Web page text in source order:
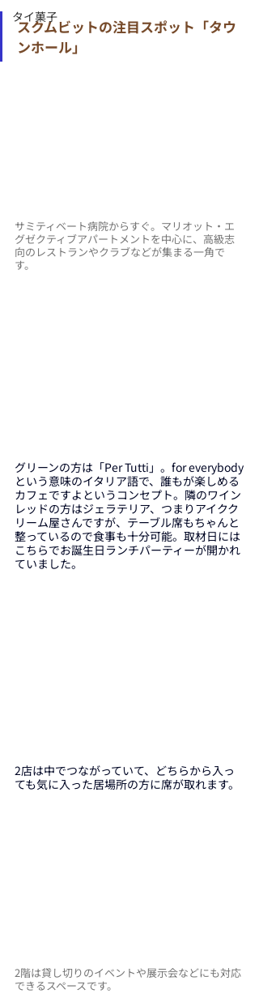
タイ菓子
スクムビットの注目スポット「タウ
ンホール」
サミティベート病院からすぐ。マリオット・エ
グゼクティブアパートメントを中心に、高級志
向のレストランやクラブなどが集まる一角で
す。
グリーンの方は「Per Tutti」。for everybody
という意味のイタリア語で、誰もが楽しめる
カフェですよという コンセプト。隣のワイン
レッドの方はジェラテリア、つまりアイクク
リーム屋さんですが、テーブル席もちゃんと
整っているので食事も十分可能。取材日には
こちらでお誕生日ランチパーティーが開かれ
ていました。
2店は中でつながっていて、どちらから入っ
ても気に入った居場所の方に席が取れます。
2階は貸し切りのイベントや展示会などにも対応
できるスペースです。